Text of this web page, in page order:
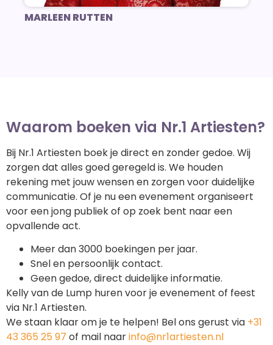
MARLEEN RUTTEN
Waarom boeken via Nr.1 Artiesten?
Bij Nr.1 Artiesten boek je direct en zonder gedoe. Wij
zorgen dat alles goed geregeld is. We houden
rekening met jouw wensen en zorgen voor duidelijke
communicatie. Of je nu een evenement organiseert
voor een jong publiek of op zoek bent naar een
opvallende act.
Meer dan 3000 boekingen per jaar.
Snel en persoonlijk contact.
Geen gedoe, direct duidelijke informatie.
Kelly van de Lump huren voor je evenement of feest
via Nr.1 Artiesten.
We staan klaar om je te helpen! Bel ons gerust via +31
43 365 25 97 of mail naarinfo@nr1artiesten.nl